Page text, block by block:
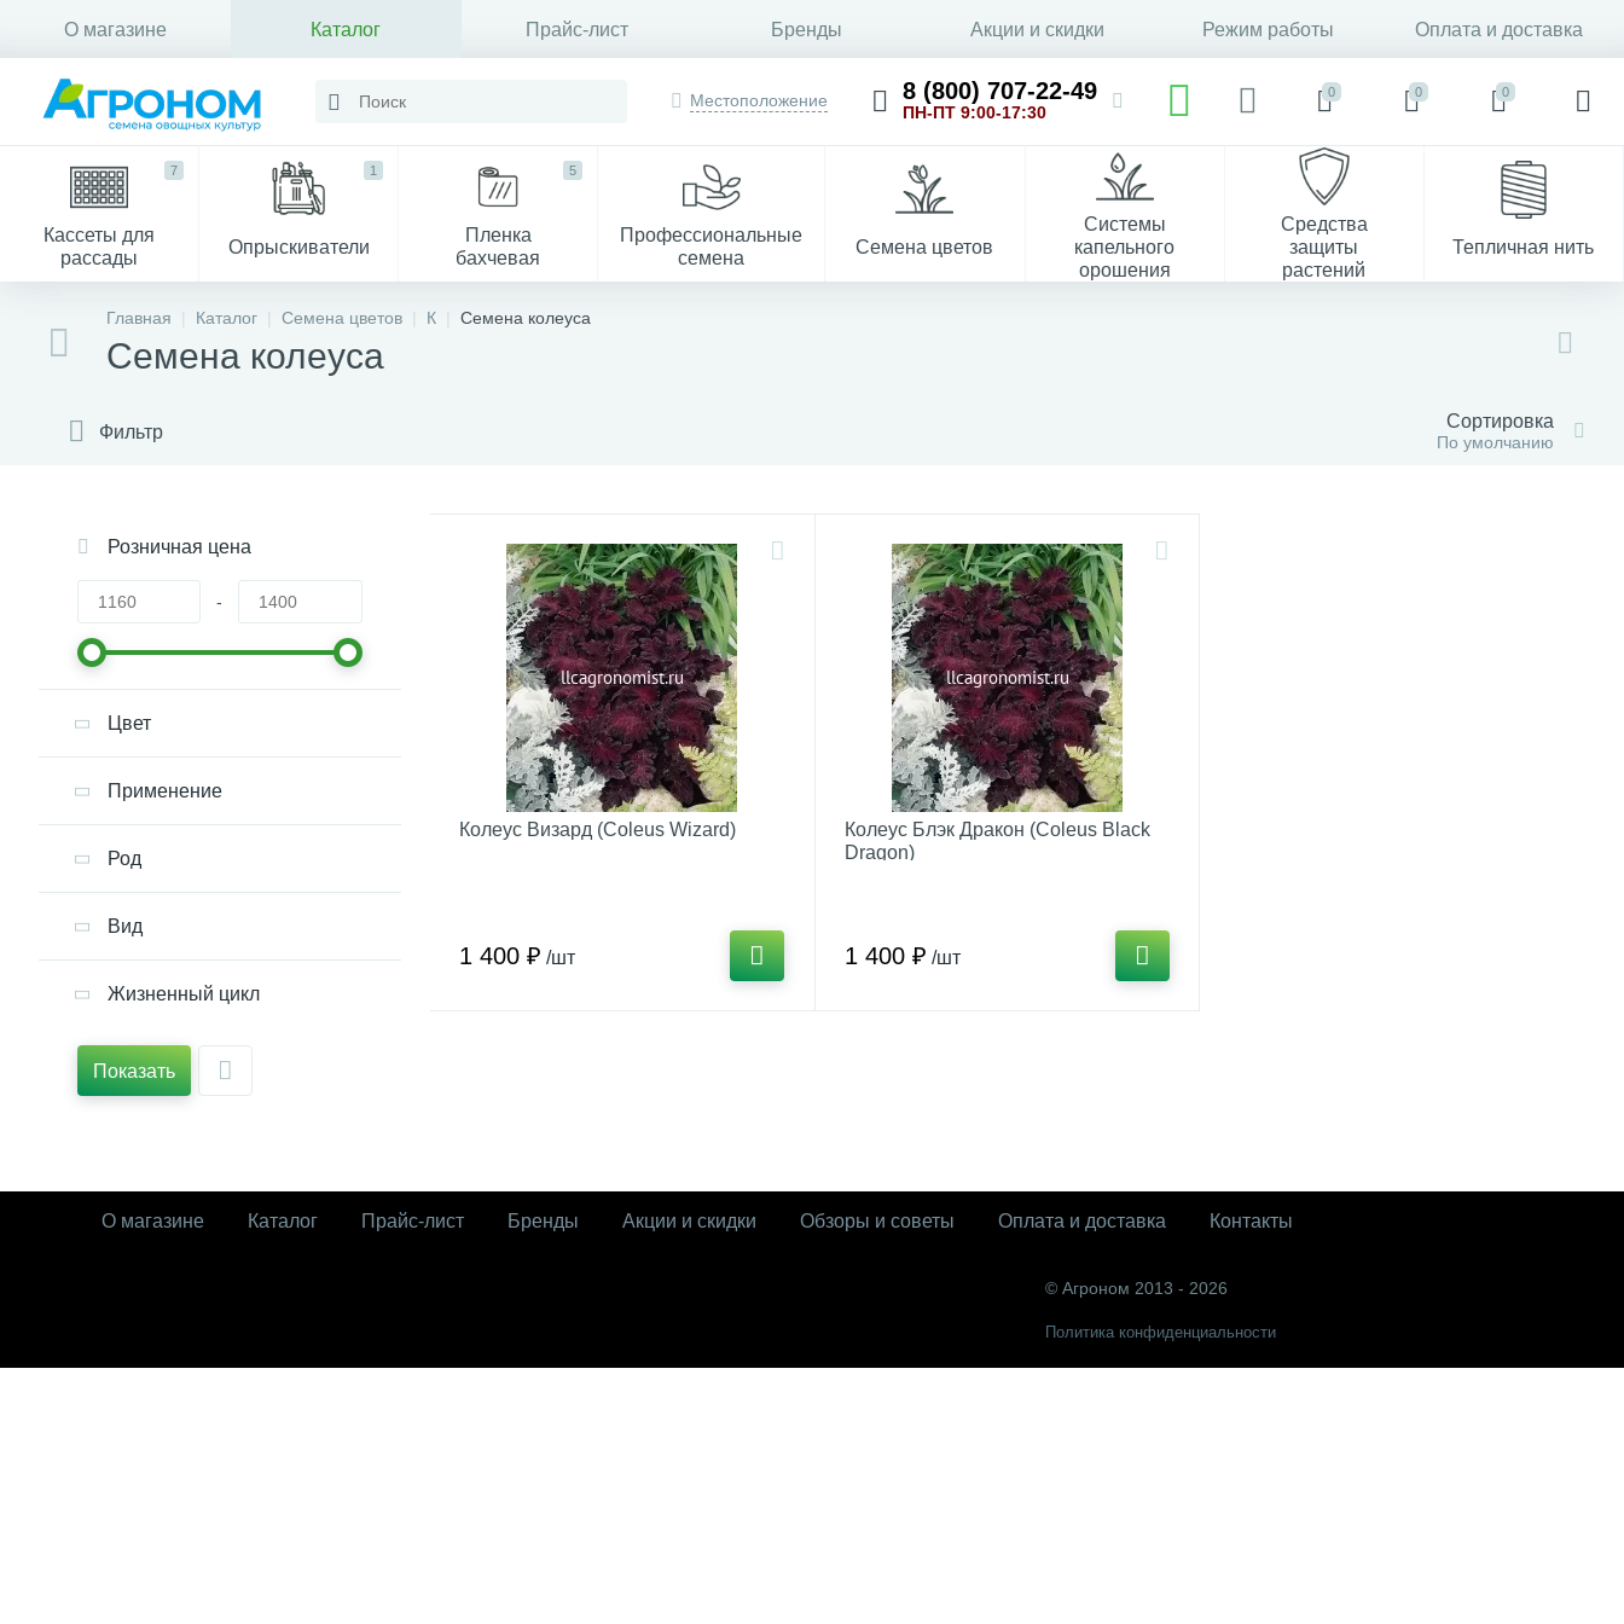
О магазине Каталог Прайс-лист Бренды Акции и скидки Режим работы Оплата и доставка
Контакты
Местоположение 8 (800) 707-22-49
ПН-ПТ 9:00-17:30
0 0 0
Кассеты для
рассады
7
Опрыскиватели
1
Пленка
бахчевая
5
Профессиональные
семена
Семена цветов
Системы
капельного
орошения
Средства
защиты
растений
Тепличная нить
Главная Каталог Семена цветов К Семена колеуса
Семена колеуса
Фильтр Сортировка
По умолчанию
Розничная цена
-
Цвет
Применение
Род
Вид
Жизненный цикл
Показать
Колеус Визард (Coleus Wizard)
1 400 ₽ /шт
Колеус Блэк Дракон (Coleus Black
Dragon)
1 400 ₽ /шт
О магазине Каталог Прайс-лист Бренды Акции и скидки Обзоры и советы Оплата и доставка Контакты
© Агроном 2013 - 2026
Политика конфиденциальности